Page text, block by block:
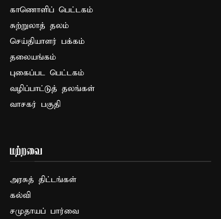
காணொளிப் பெட்டகம்
சுற்றுலாத் தலம்
செய்தியாளர் பக்கம்
தலையங்கம்
புகைப்பட பெட்டகம்
வழிப்பாட்டுத் தலங்கள்
வாசகர் பகுதி
மற்றவை
அரசுத் திட்டங்கள்
கல்வி
சமுதாயப் பார்வை